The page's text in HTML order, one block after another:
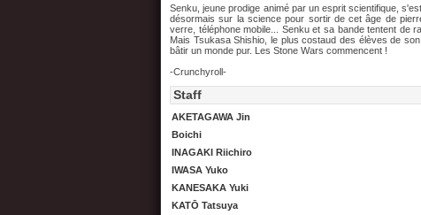
Senku, jeune prodige animé par un esprit scientifique,
désormais sur la science pour sortir de cet âge de
verre, téléphone mobile... Senku et sa bande tentent de
Mais Tsukasa Shishio, le plus costaud des élèves de
bâtir un monde pur. Les Stone Wars commencent !
-Crunchyroll-
Staff
AKETAGAWA Jin
Boichi
INAGAKI Riichiro
IWASA Yuko
KANESAKA Yuki
KATŌ Tatsuya